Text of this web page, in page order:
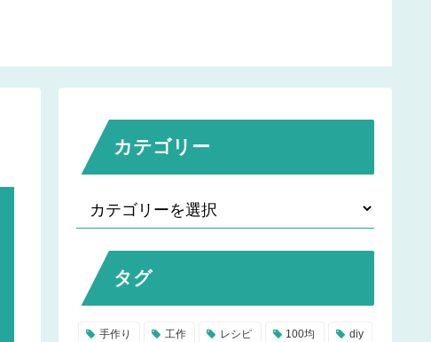
カテゴリー
タグ
手作り 工作 レシピ 100均 diy